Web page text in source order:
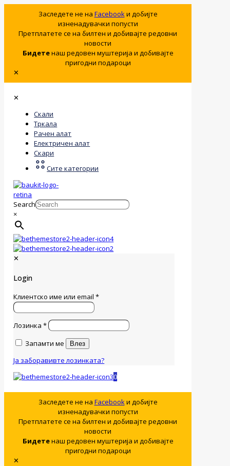
Заследете не на Facebookи добијте
изненадувачки попусти
Претплатете се на билтен и добивајте редовни
новости
Бидетенаш редовен муштерија и добивајте
пригодни подароци
✕
✕
Скали
Тркала
Рачен алат
Електричен алат
Скари
Сите категории
Search
×
✕
Login
Клиентско име или email*
Лозинка*
Запамти ме
Влез
Ја заборавивте лозинката?
0
Заследете не на Facebookи добијте
изненадувачки попусти
Претплатете се на билтен и добивајте редовни
новости
Бидетенаш редовен муштерија и добивајте
пригодни подароци
✕